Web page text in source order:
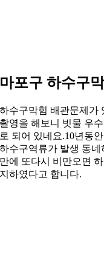
마포구 하수구
하수구막힘 배관문제가
촬영을 해보니 빗물 우
로 되어 있네요.10년동
하수구역류가 발생 동
만에 또다시 비만오면
지하였다고 합니다.